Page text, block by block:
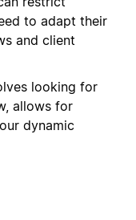
to adapt their
and client
looking for
allows for
dynamic